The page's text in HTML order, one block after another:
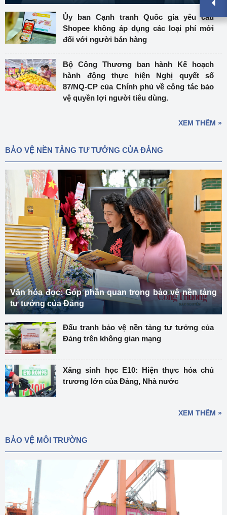
Ủy ban Cạnh tranh Quốc gia yêu cầu
Shopee không áp dụng các loại phí mới
đối với người bán hàng
Bộ Công Thương ban hành Kế hoạch
hành động thực hiện Nghị quyết số
87/NQ-CP của Chính phủ về công tác bảo
vệ quyền lợi người tiêu dùng.
XEM THÊM »
BẢO VỆ NỀN TẢNG TƯ TƯỞNG CỦA ĐẢNG
Văn hóa đọc: Góp phần quan trọng bảo vệ nền tảng
tư tưởng của Đảng
Đấu tranh bảo vệ nền tảng tư tưởng của
Đảng trên không gian mạng
Xăng sinh học E10: Hiện thực hóa chủ
trương lớn của Đảng, Nhà nước
XEM THÊM »
BẢO VỆ MÔI TRƯỜNG